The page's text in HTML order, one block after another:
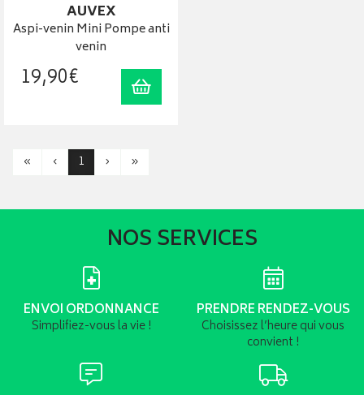
AUVEX
Aspi-venin Mini Pompe anti
venin
19,90€ Ajouter au panier
« ‹ 1 › »
NOS SERVICES
ENVOI ORDONNANCE
Simplifiez-vous la vie !
PRENDRE RENDEZ-VOUS
Choisissez l’heure qui vous
convient !